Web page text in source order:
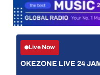
Live Now
OKEZONE LIVE 24